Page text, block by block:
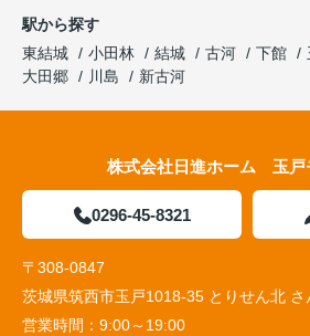
駅から探す
東結城
小田林 結城 古河 下館
大田郷
川島 新古河
株式会社日進ホーム 玉戸
0296-45-8321
〒308-0847
茨城県筑西市玉戸1018-35 とりせん北 さ
営業時間： 9:00～19:00